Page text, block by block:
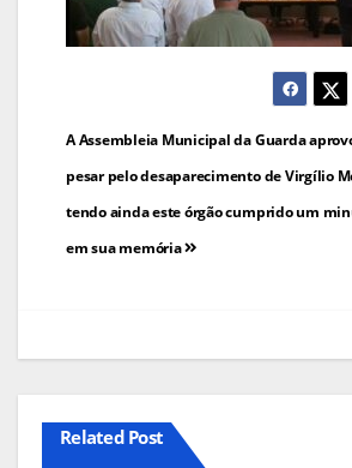
Navegação
de
artigos
A Assembleia Municipal da Guarda
pesar pelo desaparecimento de Virgílio
tendo ainda este órgão cumprido um
em sua memória
Related Post